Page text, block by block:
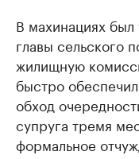
В махинациях был
главы сельского
жилищную
быстро
обход
супруга тремя
формальное